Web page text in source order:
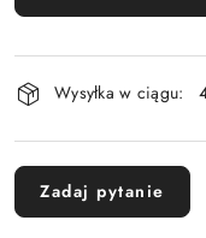
Dostępność
i
dostawa
Wysyłka w ciągu:
Zadaj pytanie